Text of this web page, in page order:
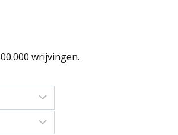
wrijvingen.